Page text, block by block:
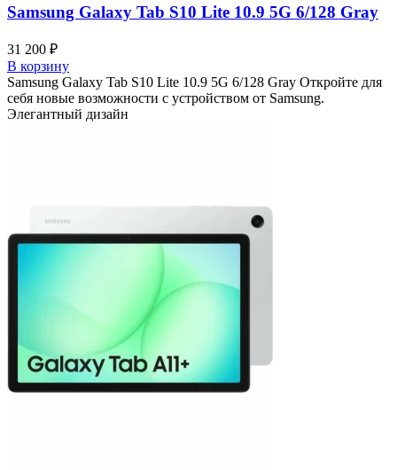
Samsung Galaxy Tab S10 Lite 10.9 5G 6/128 Gray
31 200 ₽
В корзину
Samsung Galaxy Tab S10 Lite 10.9 5G 6/128 Gray Откройте для
себя новые возможности с устройством от Samsung.
Элегантный дизайн